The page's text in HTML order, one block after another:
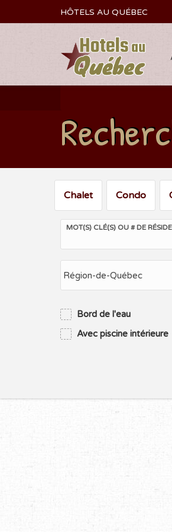
HÔTELS AU QUÉBEC
Chalet Condo
MOT(S) CLÉ(S) OU # DE
Bord de l'eau
Avec piscine intérieure